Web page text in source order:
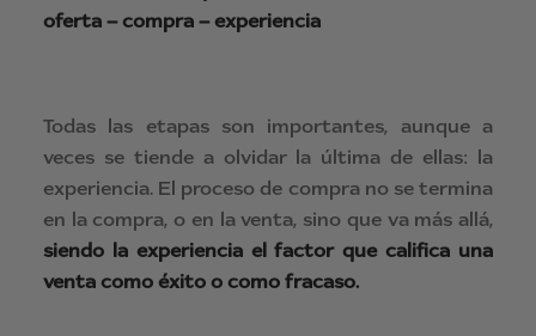
oferta – compra – experiencia
Todas las etapas son importantes, aunque a
veces se tiende a olvidar la última de ellas: la
experiencia. El proceso de compra no se termina
en la compra, o en la venta, sino que va más allá,
siendo la experiencia el factor que califica una
venta como éxito o como fracaso.